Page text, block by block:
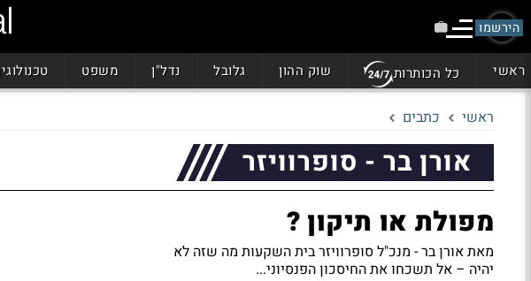
הירשמו
ראשי כל הכותרות שוק ההון גלובל נדל"ן משפט
ראשי כתבים
אורן בר - סופרוויזר
מפולת או תיקון ?
מאת אורן בר - מנכ"ל סופרוויזר בית השקעות מה שזה לא
יהיה – אל תשכחו את החיסכון הפנסיוני...